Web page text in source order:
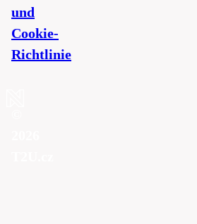
und
Cookie-
Richtlinie